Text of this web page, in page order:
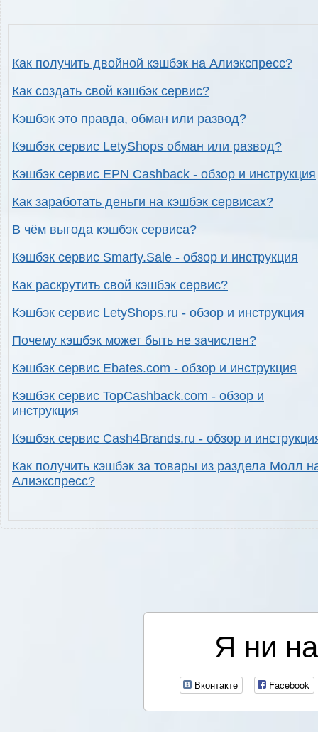
Как получить двойной кэшбэк на Алиэкспресс?
Как создать свой кэшбэк сервис?
Кэшбэк это правда, обман или развод?
Кэшбэк сервис LetyShops обман или развод?
Кэшбэк сервис EPN Cashback - обзор и инструкция
Как заработать деньги на кэшбэк сервисах?
В чём выгода кэшбэк сервиса?
Кэшбэк сервис Smarty.Sale - обзор и инструкция
Как раскрутить свой кэшбэк сервис?
Кэшбэк сервис LetyShops.ru - обзор и инструкция
Почему кэшбэк может быть не зачислен?
Кэшбэк сервис Ebates.com - обзор и инструкция
Кэшбэк сервис TopCashback.com - обзор и
инструкция
Кэшбэк сервис Cash4Brands.ru - обзор и
Как получить кэшбэк за товары из раздела Молл
Алиэкспресс?
Я ни
Вконтакте Facebook